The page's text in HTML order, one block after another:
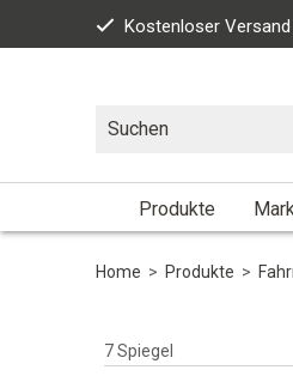
Kostenloser
Produkte
Home > Produkte >
7Spiegel